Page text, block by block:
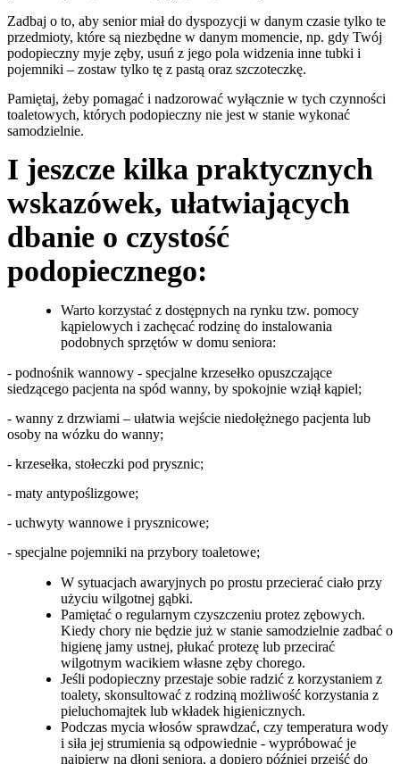
Zadbaj o to, aby senior miał do dyspozycji w danym czasie tylko te
przedmioty, które są niezbędne w danym momencie, np. gdy Twój
podopieczny myje zęby, usuń z jego pola widzenia inne tubki i
pojemniki – zostaw tylko tę z pastą oraz szczoteczkę.
Pamiętaj, żeby pomagać i nadzorować wyłącznie w tych czynności
toaletowych, których podopieczny nie jest w stanie wykonać
samodzielnie.
I jeszcze kilka praktycznych
wskazówek, ułatwiających
dbanie o czystość
podopiecznego:
Warto korzystać z dostępnych na rynku tzw. pomocy
kąpielowych i zachęcać rodzinę do instalowania
podobnych sprzętów w domu seniora:
- podnośnik wannowy - specjalne krzesełko opuszczające
siedzącego pacjenta na spód wanny, by spokojnie wziął kąpiel;
- wanny z drzwiami – ułatwia wejście niedołężnego pacjenta lub
osoby na wózku do wanny;
- krzesełka, stołeczki pod prysznic;
- maty antypoślizgowe;
- uchwyty wannowe i prysznicowe;
- specjalne pojemniki na przybory toaletowe;
W sytuacjach awaryjnych po prostu przecierać ciało przy
użyciu wilgotnej gąbki.
Pamiętać o regularnym czyszczeniu protez zębowych.
Kiedy chory nie będzie już w stanie samodzielnie zadbać o
higienę jamy ustnej, płukać protezę lub przecirać
wilgotnym wacikiem własne zęby chorego.
Jeśli podopieczny przestaje sobie radzić z korzystaniem z
toalety, skonsultować z rodziną możliwość korzystania z
pieluchomajtek lub wkładek higienicznych.
Podczas mycia włosów sprawdzać, czy temperatura wody
i siła jej strumienia są odpowiednie - wypróbować je
najpierw na dłoni seniora, a dopiero później przejść do